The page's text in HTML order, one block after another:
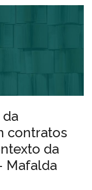
da
contratos
da
Mafalda